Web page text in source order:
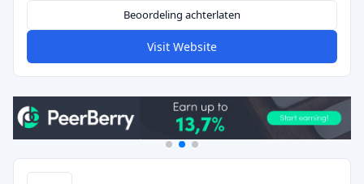
Beoordeling achterlaten
Visit Website